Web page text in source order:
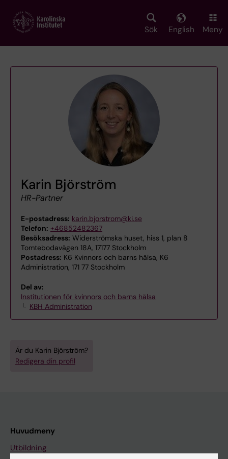
main
Sök English Meny
Karin Björström
HR-Partner
E-postadress: karin.bjorstrom@ki.se
Telefon: +46852482367
Besöksadress: Widerströmska huset, hiss 1, plan 8
Tomtebodavägen 18A, 17177 Stockholm
Postadress: K6 Kvinnors och barns hälsa, K6
Administration, 171 77 Stockholm
Del av:
Institutionen för kvinnors och barns hälsa
KBH Administration
Är du Karin Björström?
Redigera din profil
Huvudmeny
Utbildning